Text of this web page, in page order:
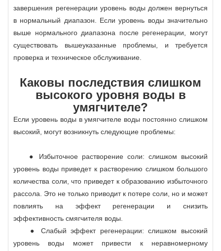
завершения регенерации уровень воды должен вернуться
в нормальный диапазон. Если уровень воды значительно
выше нормального диапазона после регенерации, могут
существовать вышеуказанные проблемы, и требуется
проверка и техническое обслуживание.
Каковы последствия слишком
высокого уровня воды в
умягчителе?
Если уровень воды в умягчителе воды постоянно слишком
высокий, могут возникнуть следующие проблемы:
● Избыточное растворение соли: слишком высокий
уровень воды приведет к растворению слишком большого
количества соли, что приведет к образованию избыточного
рассола. Это не только приводит к потере соли, но и может
повлиять на эффект регенерации и снизить
эффективность смягчителя воды.
● Слабый эффект регенерации: слишком высокий
уровень воды может привести к неравномерному